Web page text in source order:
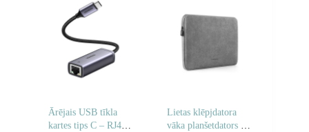
Ārējais USB tīkla
kartes tips C – RJ45
Lietas klēpjdatora
vāka planšetdators 13